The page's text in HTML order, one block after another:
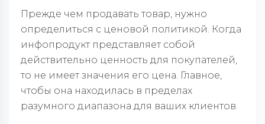
Прежде чем продавать товар, нужно
определиться с ценовой политикой. Когда
инфопродукт представляет собой
действительно ценность для покупателей,
то не имеет значения его цена. Главное,
чтобы она находилась в пределах
разумного диапазона для ваших клиентов.